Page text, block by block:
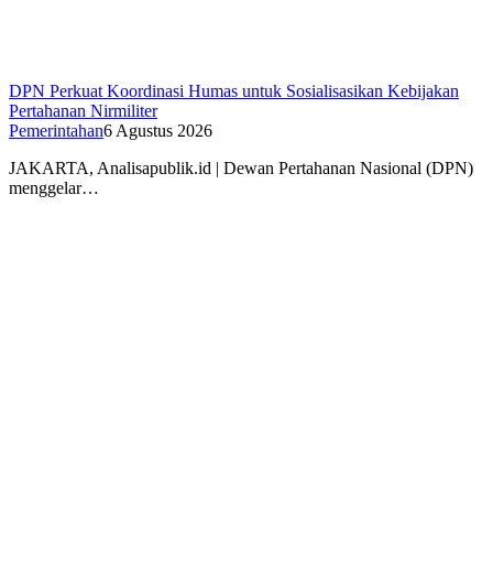
DPN Perkuat Koordinasi Humas untuk Sosialisasikan Kebijakan
Pertahanan Nirmiliter
Pemerintahan6 Agustus 2026
JAKARTA, Analisapublik.id | Dewan Pertahanan Nasional (DPN)
menggelar…